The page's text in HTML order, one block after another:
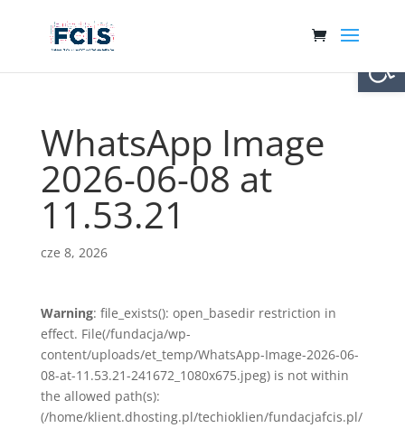
WhatsApp Image
2026-06-08 at
11.53.21
cze 8, 2026
Warning: file_exists(): open_basedir restriction in
effect. File(/fundacja/wp-
content/uploads/et_temp/WhatsApp-Image-2026-06-
08-at-11.53.21-241672_1080x675.jpeg) is not within
the allowed path(s):
(/home/klient.dhosting.pl/techioklien/fundacjafcis.pl/